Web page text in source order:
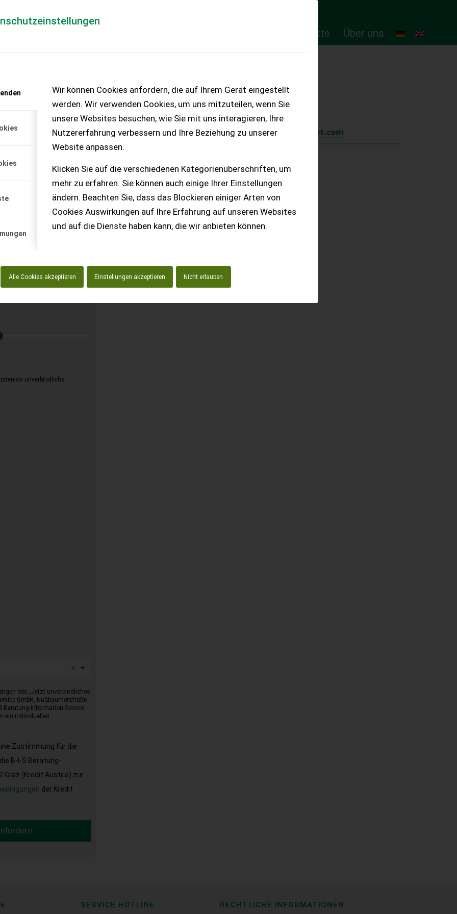
Wir können Cookies anfordern, die auf Ihrem Gerät eingestellt
werden. Wir verwenden Cookies, um uns mitzuteilen, wenn Sie
unsere Websites besuchen, wie Sie mit uns interagieren, Ihre
Nutzererfahrung verbessern und Ihre Beziehung zu unserer
Website anpassen.
Klicken Sie auf die verschiedenen Kategorienüberschriften, um
mehr zu erfahren. Sie können auch einige Ihrer Einstellungen
ändern. Beachten Sie, dass das Blockieren einiger Arten von
Cookies Auswirkungen auf Ihre Erfahrung auf unseren Websites
und auf die Dienste haben kann, die wir anbieten können.
Alle Cookies akzeptieren Einstellungen akzeptieren Nicht erlauben
Online-Produkte Über uns
90l/min Hydraulikleistung,
unverbindliche
des „Jetzt unverbindliches
GmbH, Nußbaumerstraße
Beratung-Information-Service
ein individuelles
Zustimmung für die
B-I-S Beratung-
Graz (Kredit Austria) zur
der Kredit
SERVICE HOTLINE RECHTLICHE INFORMATIONEN